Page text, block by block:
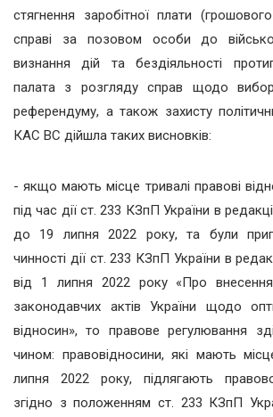
стягнення заробітної плати
справі за позовом особи до
визнання дій та бездіяльності
палата з розгляду справ щодо
референдуму, а також захисту
КАС ВС дійшла таких висновків:
- якщо мають місце тривалі правові
під час дії ст. 233 КЗпП України в
до 19 липня 2022 року, та були
чинності дії ст. 233 КЗпП України в
від 1 липня 2022 року «Про
законодавчих актів України щодо
відносин», то правове регулювання
чином: правовідносини, які мають
липня 2022 року, підлягають
згідно з положенням ст. 233 КЗпП